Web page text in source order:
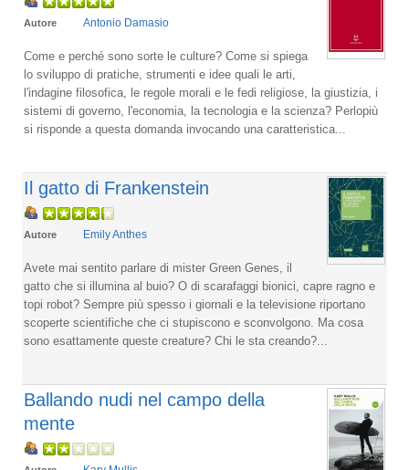
Autore Antonio Damasio
Come e perché sono sorte le culture? Come si spiega
lo sviluppo di pratiche, strumenti e idee quali le arti,
l'indagine filosofica, le regole morali e le fedi religiose, la giustizia, i
sistemi di governo, l'economia, la tecnologia e la scienza? Perlopiù
si risponde a questa domanda invocando una caratteristica...
Il gatto di Frankenstein
Autore Emily Anthes
Avete mai sentito parlare di mister Green Genes, il
gatto che si illumina al buio? O di scarafaggi bionici, capre ragno e
topi robot? Sempre più spesso i giornali e la televisione riportano
scoperte scientifiche che ci stupiscono e sconvolgono. Ma cosa
sono esattamente queste creature? Chi le sta creando?...
Ballando nudi nel campo della
mente